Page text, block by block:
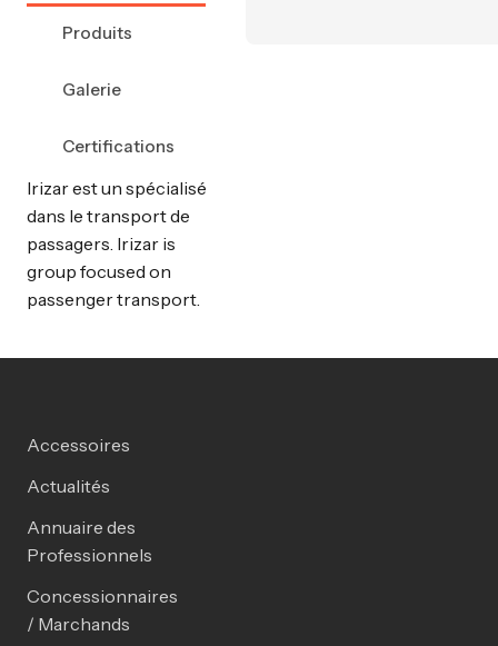
Produits
Galerie
Certifications
Irizar est un spécialisé
dans le transport de
passagers. Irizar is
group focused on
passenger transport.
Accessoires
Actualités
Annuaire des
Professionnels
Concessionnaires
/ Marchands